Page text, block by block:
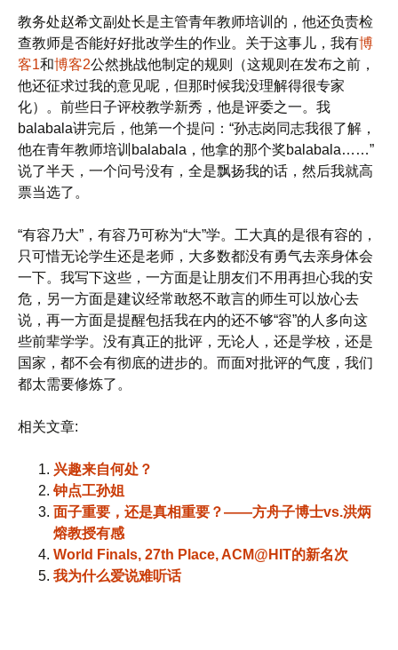
教务处赵希文副处长是主管青年教师培训的，他还负责检
查教师是否能好好批改学生的作业。关于这事儿，我有博
客1和博客2公然挑战他制定的规则（这规则在发布之前，
他还征求过我的意见呢，但那时候我没理解得很专家
化）。前些日子评校教学新秀，他是评委之一。我
balabala讲完后，他第一个提问：“孙志岗同志我很了解，
他在青年教师培训balabala，他拿的那个奖balabala……”
说了半天，一个问号没有，全是飘扬我的话，然后我就高
票当选了。
“有容乃大”，有容乃可称为“大”学。工大真的是很有容的，
只可惜无论学生还是老师，大多数都没有勇气去亲身体会
一下。我写下这些，一方面是让朋友们不用再担心我的安
危，另一方面是建议经常敢怒不敢言的师生可以放心去
说，再一方面是提醒包括我在内的还不够“容”的人多向这
些前辈学学。没有真正的批评，无论人，还是学校，还是
国家，都不会有彻底的进步的。而面对批评的气度，我们
都太需要修炼了。
相关文章:
兴趣来自何处？
钟点工孙姐
面子重要，还是真相重要？——方舟子博士vs.洪炳
熔教授有感
World Finals, 27th Place, ACM@HIT的新名次
我为什么爱说难听话